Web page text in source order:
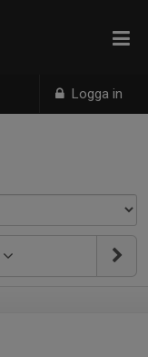
Logga in